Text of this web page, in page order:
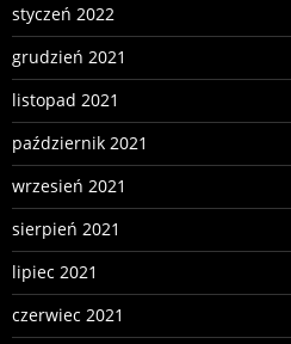
styczeń 2022
grudzień 2021
listopad 2021
październik 2021
wrzesień 2021
sierpień 2021
lipiec 2021
czerwiec 2021